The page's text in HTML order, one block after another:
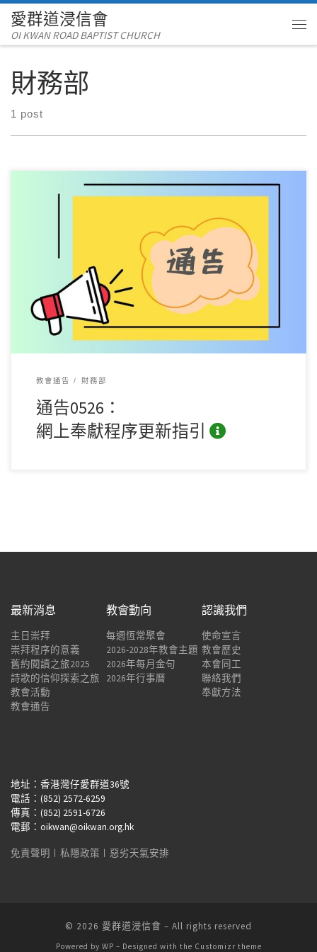
Skip to content
愛群道浸信會
OI KWAN ROAD BAPTIST CHURCH
財務部
1 post
教會將簡化「轉數快」(FPS)網上奉獻程序，方便弟兄姊妹使用
網上奉獻。新的程序如下： 登入私人理財『 […]
教會通告 財務部
通告0526：
網上奉獻程序更新指引
最新消息
主日崇拜
崇拜程序的意義
舊約閱讀之旅2025
詩歌的信仰探索之旅
教會活動
教會通告
教會動向
每週恆常聚會
2026-2028年教會主題
2026年每月金句
2026年行事曆
認識我們
使命宣言
教會歷史
本會同工
聯絡我們
奉獻方法
地址：香港灣仔愛群道36號
電話：(852) 2572-6259
傳真：(852) 2591-6726
電郵：oikwan@oikwan.org.hk
免責聲明 ︱ 私隱政策 ︱ 惡劣天氣安排
© 2026 愛群道浸信會 – All rights reserved
Powered by WP – Designed with the Customizr theme